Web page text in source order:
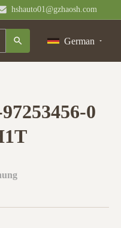
hshauto01@gzhaosh.com
German
0